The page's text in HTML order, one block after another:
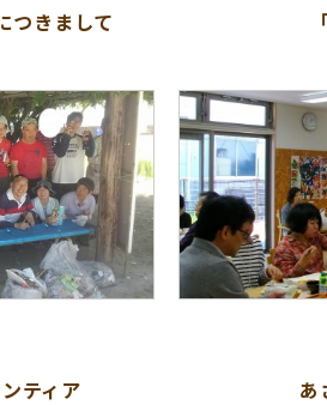
つきまして
ティア あ